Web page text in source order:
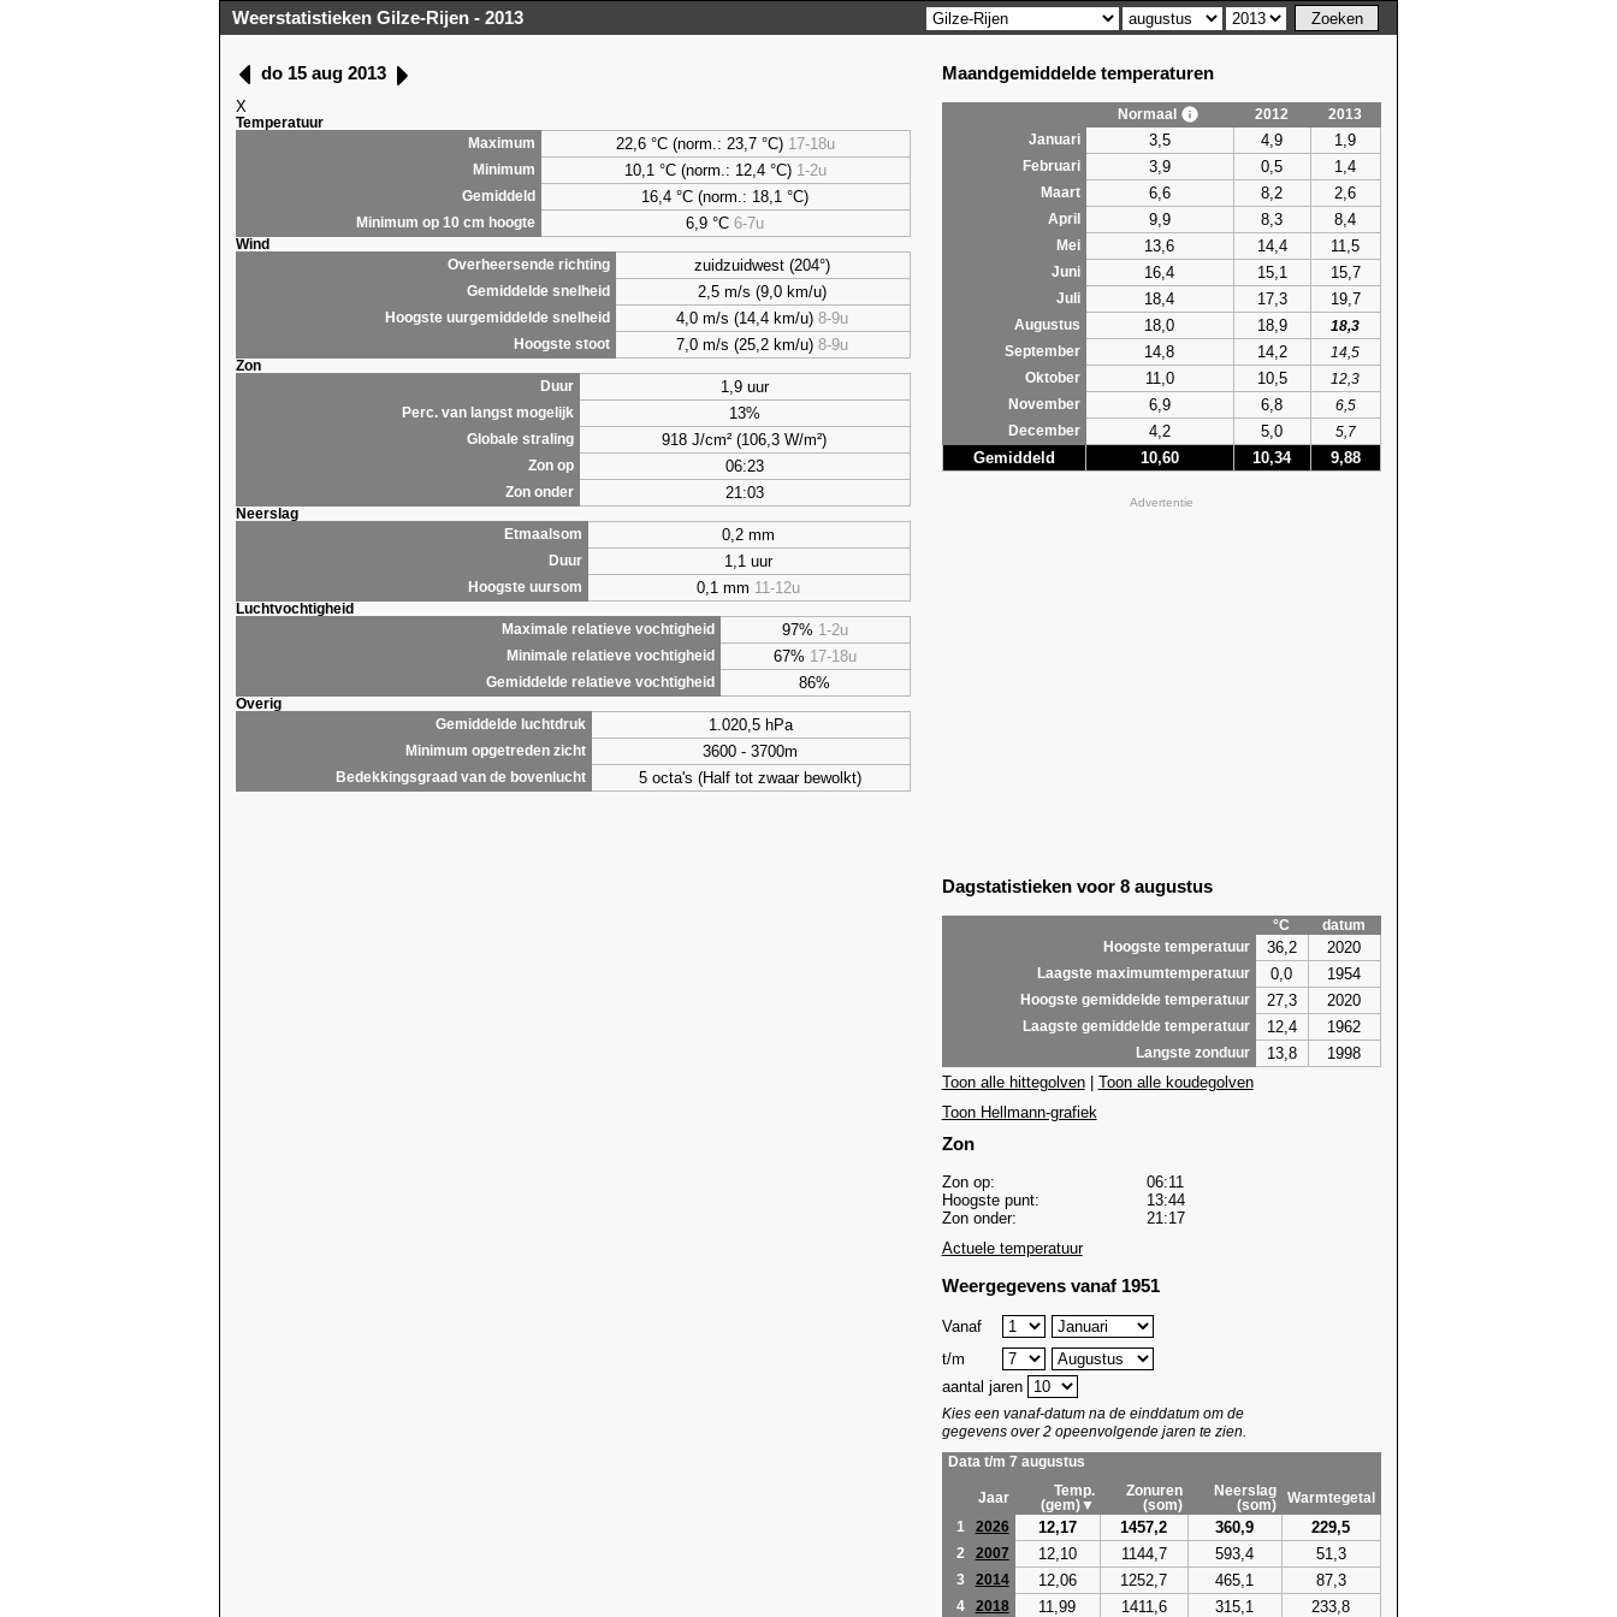
Weerstatistieken Gilze-Rijen - 2013
do 15 aug 2013
X
Temperatuur
Maximum
22,6 °C (norm.: 23,7 °C) 17-18u
Minimum 10,1 °C (norm.: 12,4 °C) 1-2u
Gemiddeld 16,4 °C (norm.: 18,1 °C)
Minimum op 10 cm hoogte 6,9 °C6-7u
Wind
Overheersende richting
zuidzuidwest (204°)
Gemiddelde snelheid 2,5 m/s (9,0 km/u)
Hoogste uurgemiddelde snelheid 4,0 m/s (14,4 km/u)8-9u
Hoogste stoot 7,0 m/s (25,2 km/u)8-9u
Zon
Duur
1,9 uur
Perc. van langst mogelijk 13%
Globale straling 918 J/cm² (106,3 W/m²)
Zon op 06:23
Zon onder 21:03
Neerslag
Etmaalsom
0,2 mm
Duur 1,1 uur
Hoogste uursom 0,1 mm 11-12u
Luchtvochtigheid
Maximale relatieve vochtigheid
97% 1-2u
Minimale relatieve vochtigheid 67% 17-18u
Gemiddelde relatieve vochtigheid 86%
Overig
Gemiddelde luchtdruk
1.020,5 hPa
Minimum opgetreden zicht 3600 - 3700m
Bedekkingsgraad van de bovenlucht 5 octa's (Half tot zwaar bewolkt)
Maandgemiddelde temperaturen
Normaal 2012
2013
Januari
3,5 4,9 1,9
Februari 3,9 0,5 1,4
Maart 6,6 8,2 2,6
April 9,9 8,3 8,4
Mei 13,6 14,4 11,5
Juni 16,4 15,1 15,7
Juli 18,4 17,3 19,7
Augustus 18,0 18,9
18,3
September
14,8 14,2
14,5
Oktober
11,0 10,5
12,3
November
6,9 6,8
6,5
December
4,2 5,0 5,7
Gemiddeld 10,60 10,34 9,88
Advertentie
Dagstatistieken voor 8 augustus
°C
datum
Hoogste temperatuur
36,2 2020
Laagste maximumtemperatuur 0,0 1954
Hoogste gemiddelde temperatuur 27,3 2020
Laagste gemiddelde temperatuur 12,4 1962
Langste zonduur 13,8
1998
Toon alle hittegolven| Toon alle koudegolven
Toon Hellmann-grafiek
Zon
Zon op:
06:11
Hoogste punt:
13:44
Zon onder:
21:17
Actuele temperatuur
Weergegevens vanaf 1951
Vanaf
t/m
aantal jaren
Kies een vanaf-datum na de einddatum om de
gegevens over 2 opeenvolgende jaren te zien.
Data t/m 7 augustus
Jaar
Temp.
(gem)▼
Zonuren
(som)
Neerslag
(som)
Warmtegetal
1
2026 12,17 1457,2 360,9 229,5
2 2007 12,10 1144,7 593,4 51,3
3 2014 12,06 1252,7 465,1 87,3
4 2018 11,99 1411,6 315,1 233,8